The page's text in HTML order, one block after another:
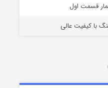
قسمت اول
با کیفیت عالی